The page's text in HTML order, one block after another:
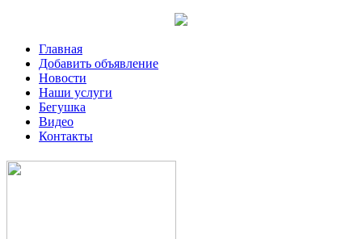
Главная
Добавить объявление
Новости
Наши услуги
Бегушка
Видео
Контакты